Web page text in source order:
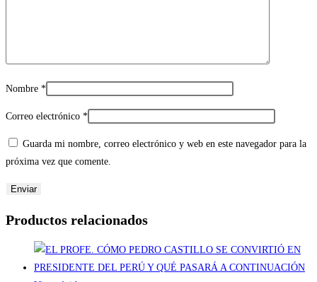
Nombre *
Correo electrónico *
Guarda mi nombre, correo electrónico y web en este navegador para la
próxima vez que comente.
Productos relacionados